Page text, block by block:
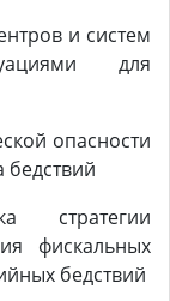
и систем
для
опасности
стратегии
фискальных
бедствий